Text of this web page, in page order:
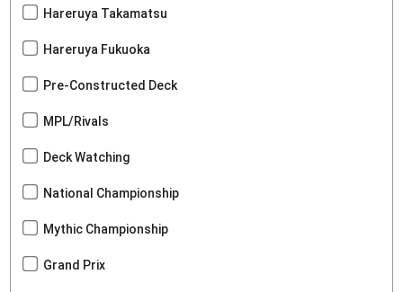
Hareruya Takamatsu
Hareruya Fukuoka
Pre-Constructed Deck
MPL/Rivals
Deck Watching
National Championship
Mythic Championship
Grand Prix